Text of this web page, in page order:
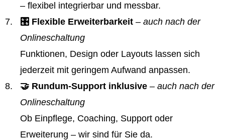
– flexibel integrierbar und messbar.
🎛️ Flexible Erweiterbarkeit – auch nach der
Onlineschaltung
Funktionen, Design oder Layouts lassen sich
jederzeit mit geringem Aufwand anpassen.
🤝 Rundum-Support inklusive – auch nach der
Onlineschaltung
Ob Einpflege, Coaching, Support oder
Erweiterung – wir sind für Sie da.